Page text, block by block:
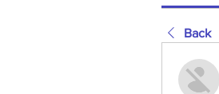
Back